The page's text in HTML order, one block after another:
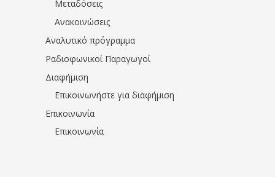
Μεταδόσεις
Ανακοινώσεις
Αναλυτικό πρόγραμμα
Ραδιοφωνικοί Παραγωγοί
Διαφήμιση
Επικοινωνήστε για διαφήμιση
Επικοινωνία
Επικοινωνία